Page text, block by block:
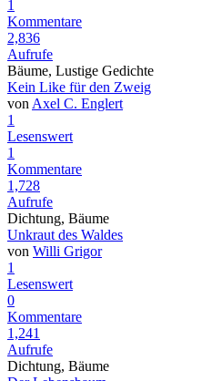
1
Kommentare
2,836
Aufrufe
Bäume, Lustige Gedichte
Kein Like für den Zweig
von Axel C. Englert
1
Lesenswert
1
Kommentare
1,728
Aufrufe
Dichtung, Bäume
Unkraut des Waldes
von Willi Grigor
1
Lesenswert
0
Kommentare
1,241
Aufrufe
Dichtung, Bäume